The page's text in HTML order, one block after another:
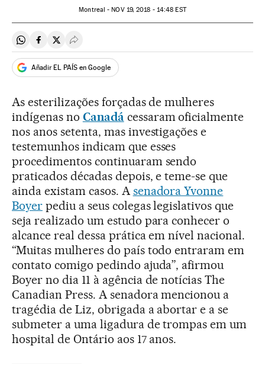
Montreal - NOV19, 2018 - 14:48 EST
Compartir en Whatsapp
Compartir en Facebook
Compartir en Twitter
Desplegar Redes Sociales
Añadir EL PAÍS en Google
As esterilizações forçadas de mulheres
indígenas no Canadá cessaram oficialmente
nos anos setenta, mas investigações e
testemunhos indicam que esses
procedimentos continuaram sendo
praticados décadas depois, e teme-se que
ainda existam casos. Asenadora Yvonne
Boyerpediu a seus colegas legislativos que
seja realizado um estudo para conhecer o
alcance real dessa prática em nível nacional.
“Muitas mulheres do país todo entraram em
contato comigo pedindo ajuda”, afirmou
Boyer no dia 11 à agência de notícias The
Canadian Press. A senadora mencionou a
tragédia de Liz, obrigada a abortar e a se
submeter a uma ligadura de trompas em um
hospital de Ontário aos 17 anos.